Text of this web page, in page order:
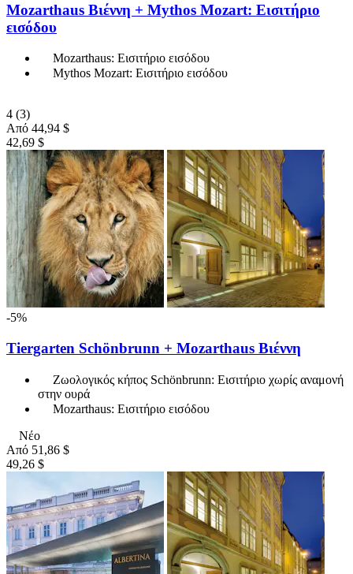
Mozarthaus Βιέννη + Mythos Mozart: Εισιτήριο
εισόδου
Mozarthaus: Εισιτήριο εισόδου
Mythos Mozart: Εισιτήριο εισόδου
4 (3)
Από 44,94 $
42,69 $
-5%
Tiergarten Schönbrunn + Mozarthaus Βιέννη
Ζωολογικός κήπος Schönbrunn: Εισιτήριο χωρίς αναμονή
στην ουρά
Mozarthaus: Εισιτήριο εισόδου
Νέο
Από 51,86 $
49,26 $